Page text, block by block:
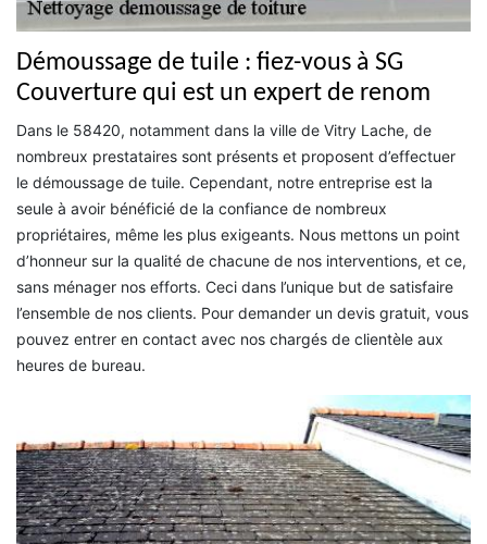
Démoussage de tuile : fiez-vous à SG
Couverture qui est un expert de renom
Dans le 58420, notamment dans la ville de Vitry Lache, de
nombreux prestataires sont présents et proposent d’effectuer
le démoussage de tuile. Cependant, notre entreprise est la
seule à avoir bénéficié de la confiance de nombreux
propriétaires, même les plus exigeants. Nous mettons un point
d’honneur sur la qualité de chacune de nos interventions, et ce,
sans ménager nos efforts. Ceci dans l’unique but de satisfaire
l’ensemble de nos clients. Pour demander un devis gratuit, vous
pouvez entrer en contact avec nos chargés de clientèle aux
heures de bureau.